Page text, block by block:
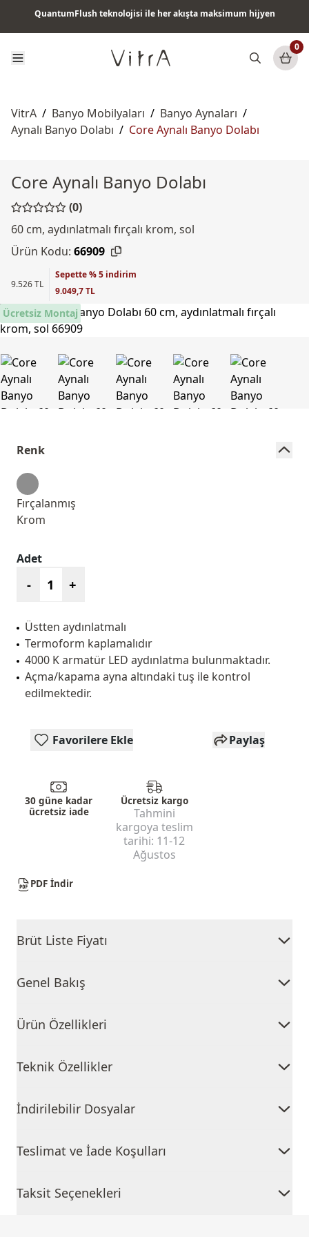
QuantumFlush teknolojisi ile her akışta maksimum hijyen
0
VitrA / Banyo Mobilyaları / Banyo Aynaları /
Aynalı Banyo Dolabı / Core Aynalı Banyo Dolabı
Core Aynalı Banyo Dolabı
(0)
60 cm, aydınlatmalı fırçalı krom, sol
Ürün Kodu: 66909
9.526 TL
Sepette % 5 indirim
9.049,7 TL
Ücretsiz Montaj
Renk
Fırçalanmış
Krom
Adet
- +
Üstten aydınlatmalı
Termoform kaplamalıdır
4000 K armatür LED aydınlatma bulunmaktadır.
Açma/kapama ayna altındaki tuş ile kontrol
edilmektedir.
Favorilere Ekle Paylaş
30 güne kadar
ücretsiz iade
Ücretsiz kargo
Tahmini
kargoya teslim
tarihi: 11-12
Ağustos
PDF İndir
Brüt Liste Fiyatı
Genel Bakış
Ürün Özellikleri
Teknik Özellikler
İndirilebilir Dosyalar
Teslimat ve İade Koşulları
Taksit Seçenekleri